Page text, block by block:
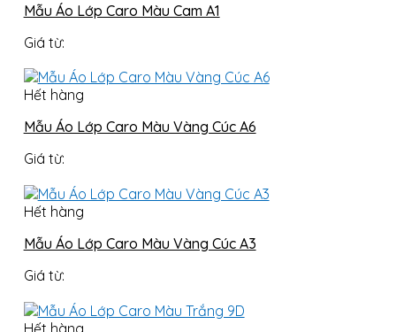
Mẫu Áo Lớp Caro Màu Cam A1
Giá từ:
Hết hàng
Mẫu Áo Lớp Caro Màu Vàng Cúc A6
Giá từ:
Hết hàng
Mẫu Áo Lớp Caro Màu Vàng Cúc A3
Giá từ:
Hết hàng